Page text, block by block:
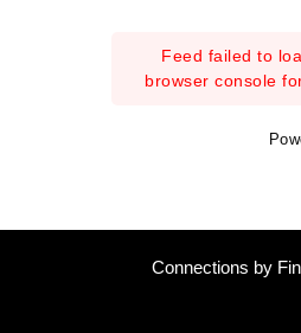
Feed failed to
browser console
Connections by